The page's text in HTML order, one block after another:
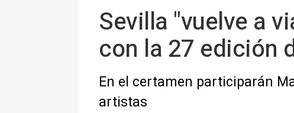
Sevilla "vuelve a
con la 27 edición
En el certamen participarán
artistas